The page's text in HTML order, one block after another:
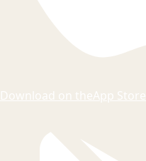
Download on theApp Store